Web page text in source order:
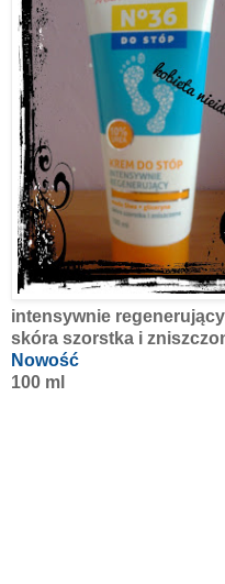
intensywnie regenerujący
skóra szorstka i
Nowość
100 ml